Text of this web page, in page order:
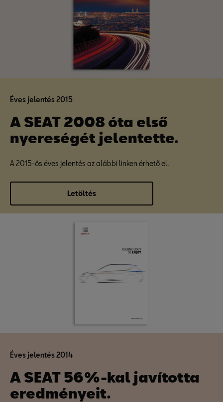
Éves jelentés 2015
A SEAT 2008 óta első
nyereségét jelentette.
A 2015-ös éves jelentés az alábbi linken érhető el.
Letöltés
Éves jelentés 2014
A SEAT 56%-kal javította
eredményeit.